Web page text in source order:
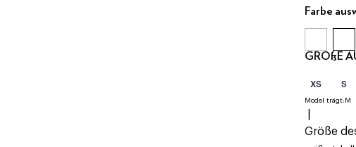
Farbe
GRÖßE
XS S
Model trägt: M
Größe